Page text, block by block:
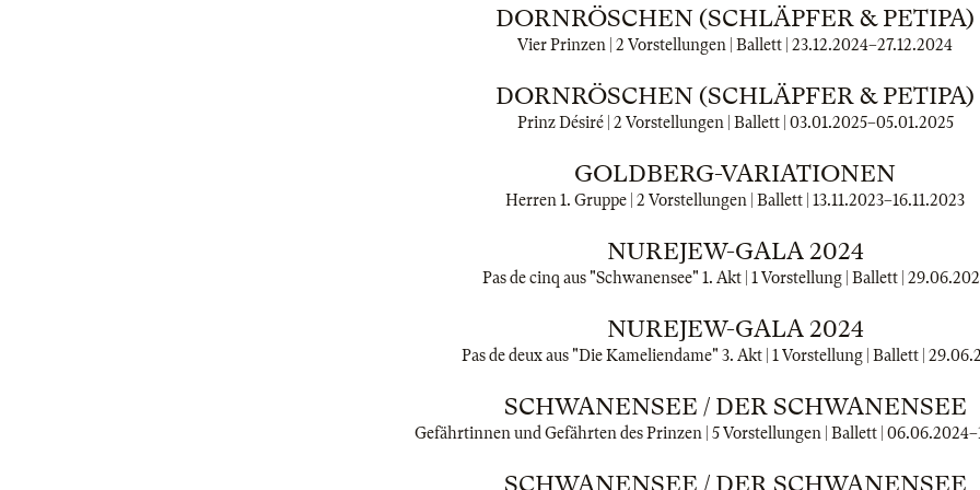
DORNRÖSCHEN (SCHLÄPFER & PETIPA)
Vier Prinzen | 2 Vorstellungen | Ballett | 23.12.2024–27.12.2024
DORNRÖSCHEN (SCHLÄPFER & PETIPA)
Prinz Désiré | 2 Vorstellungen | Ballett | 03.01.2025–05.01.2025
GOLDBERG-VARIATIONEN
Herren 1. Gruppe | 2 Vorstellungen | Ballett | 13.11.2023–16.11.2023
NUREJEW-GALA 2024
Pas de cinq aus "Schwanensee" 1. Akt | 1 Vorstellung | Ballett |
NUREJEW-GALA 2024
Pas de deux aus "Die Kameliendame" 3. Akt | 1 Vorstellung | Ballett |
SCHWANENSEE / DER SCHWANENSEE
Gefährtinnen und Gefährten des Prinzen | 5 Vorstellungen | Ballett | 06.06.2024–
SCHWANENSEE / DER SCHWANENSEE